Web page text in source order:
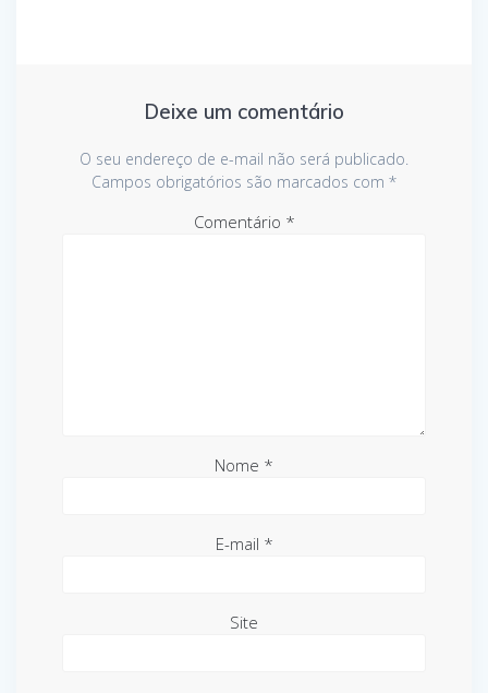
Deixe um comentário
O seu endereço de e-mail não será publicado.
Campos obrigatórios são marcados com *
Comentário *
Nome *
E-mail *
Site